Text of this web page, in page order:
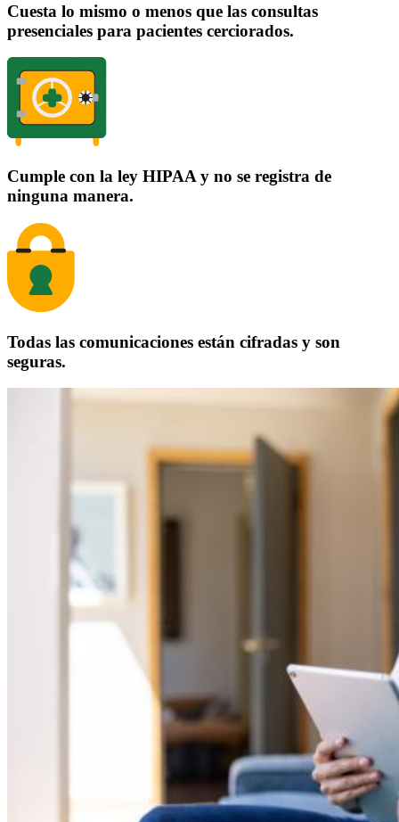
Cuesta lo mismo o menos que las consultas
presenciales para pacientes cerciorados.
Cumple con la ley HIPAA y no se registra de
ninguna manera.
Todas las comunicaciones están cifradas y son
seguras.